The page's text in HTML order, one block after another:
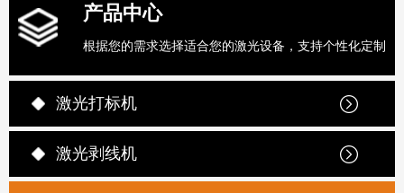
产品中心
根据您的需求选择适合您的激光设备，支持个性化定制
激光打标机
激光剥线机